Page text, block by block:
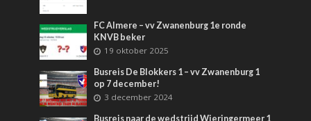
FC Almere – vv Zwanenburg 1e ronde
KNVB beker
19 oktober 2025
Busreis De Blokkers 1 – vv Zwanenburg 1
op 7 december!
3 december 2024
Busreis naar de wedstrijd Wieringermeer 1